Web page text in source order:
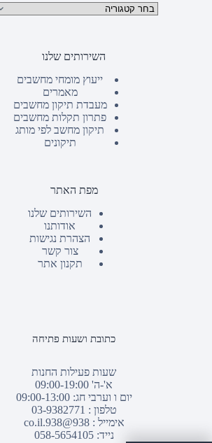
קטגוריות
השירותים שלנו
ייעוץ מומחי מחשבים
מאמרים
מעבדת תיקון מחשבים
פתרון תקלות מחשבים
תיקון מחשב לפי מותג
תיקונים
מפת האתר
השירותים שלנו
אודותנו
הצהרת נגישות
צור קשר
תקנון אתר
כתובת ושעות פתיחה
שעות פעילות החנות
א'-ה' 09:00-19:00
יום ו וערבי חג: 09:00-13:00
טלפון : 03-9382771
אימייל :938@938.co.il
נייד: 058-5654105